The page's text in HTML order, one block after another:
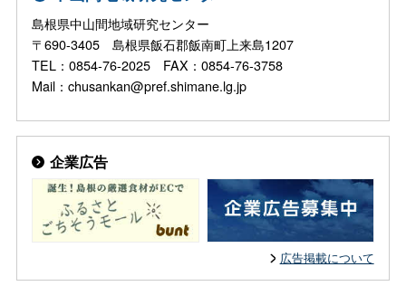
島根県中山間地域研究センター
〒690-3405 島根県飯石郡飯南町上来島1207
TEL：0854-76-2025 FAX：0854-76-3758
Mail：chusankan@pref.shimane.lg.jp
企業広告
広告掲載について